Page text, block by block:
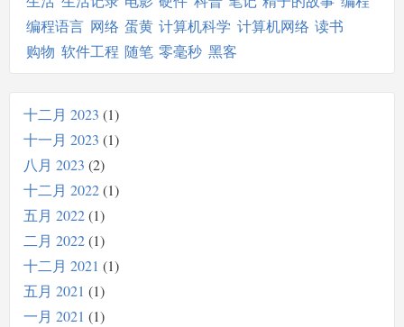
编程语言 网络 蛋黄 计算机科学 计算机网络 读书
购物 软件工程 随笔 零毫秒 黑客
十二月 2023 1
十一月 2023 1
八月 2023 2
十二月 2022 1
五月 2022 1
二月 2022 1
十二月 2021
1
五月 2021
1
一月 2021
1